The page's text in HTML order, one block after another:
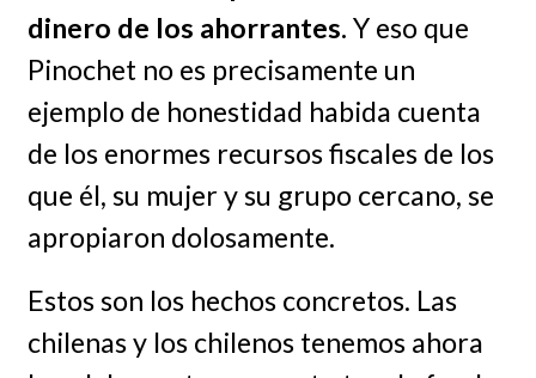
dinero de los ahorrantes. Y eso que
Pinochet no es precisamente un
ejemplo de honestidad habida cuenta
de los enormes recursos fiscales de los
que él, su mujer y su grupo cercano, se
apropiaron dolosamente.
Estos son los hechos concretos. Las
chilenas y los chilenos tenemos ahora